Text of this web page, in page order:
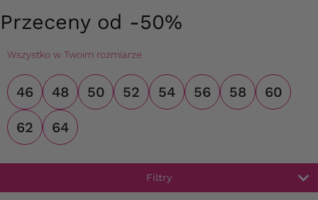
Przeceny od -50%
Wszystko w Twoim rozmiarze
46 48 50 52 54 56 58 60
62 64
Filtry